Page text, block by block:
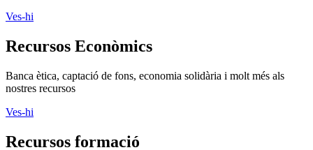
Ves-hi
Recursos Econòmics
Banca ètica, captació de fons, economia solidària i molt més als
nostres recursos
Ves-hi
Recursos formació